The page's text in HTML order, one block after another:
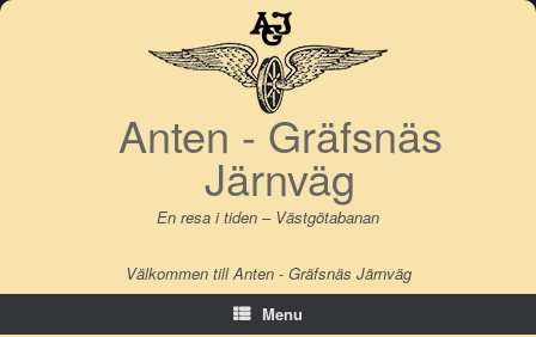
Skip
Anten - Gräfsnäs
Järnväg
En resa i tiden – Västgötabanan
Välkommen till Anten - Gräfsnäs Järnväg
Menu